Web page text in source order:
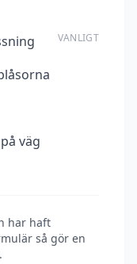
VANLIGT
väg
har haft
så gör en